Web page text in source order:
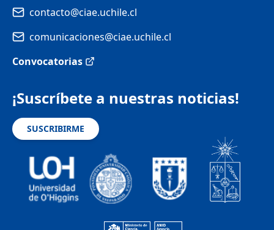
contacto@ciae.uchile.cl
comunicaciones@ciae.uchile.cl
Convocatorias
¡Suscríbete a nuestras noticias!
SUSCRIBIRME